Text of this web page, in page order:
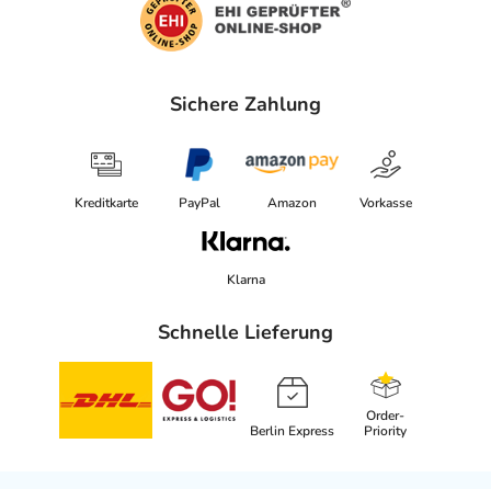
Sichere Zahlung
Kreditkarte PayPal Amazon Vorkasse
Klarna
Schnelle Lieferung
Berlin Express
Order-
Priority